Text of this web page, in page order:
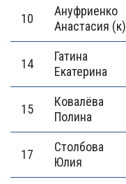
10
Ануфриенко
Анастасия (к)
14
Гатина
Екатерина
15
Ковалёва
Полина
17
Столбова
Юлия